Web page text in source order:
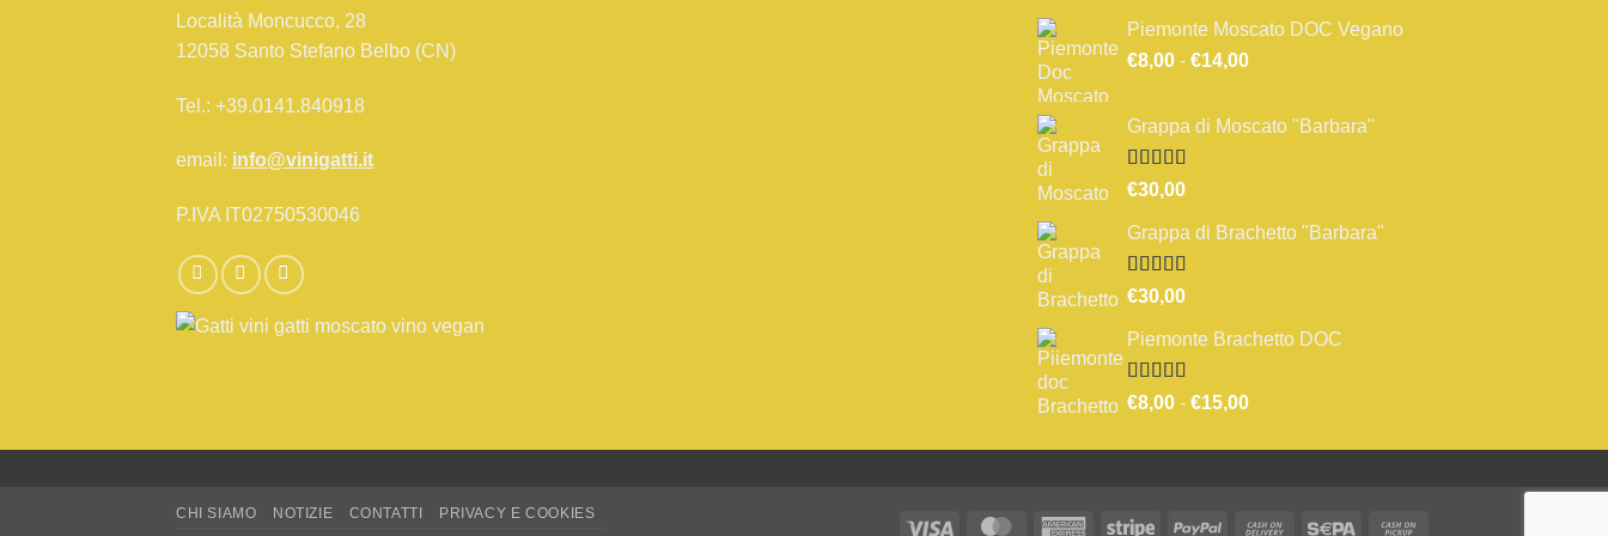
Località Moncucco, 28
12058 Santo Stefano Belbo (CN)
Tel.: +39.0141.840918
email: info@vinigatti.it
P.IVA IT02750530046
Piemonte Moscato DOC Vegano
€8,00 - €14,00Fascia
da
Grappa di Moscato "Barbara"
Valutato
su 5
€30,00
Grappa di Brachetto "Barbara"
Valutato
su 5
€30,00
Piemonte Brachetto DOC
Valutato
4.33
€8,00 - €15,00Fascia
prezzo:
a
Visa MasterCardAmericanStripe PayPal Cash Sepa
CHI SIAMO NOTIZIE CONTATTI PRIVACY E COOKIES